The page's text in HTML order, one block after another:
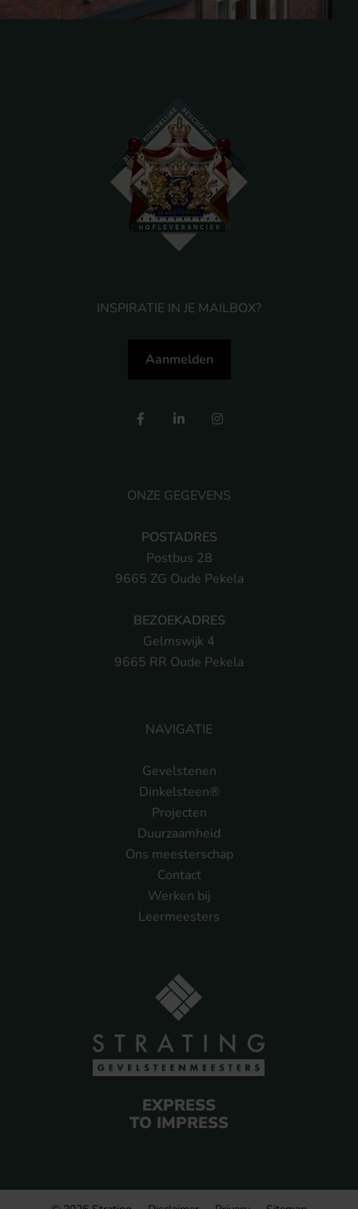
EXPRESS
TO IMPRESS
NAVIGATIE
Gevelstenen
Dinkelsteen®
Projecten
Duurzaamheid
Ons meesterschap
Contact
Werken bij
Leermeesters
ONZE GEGEVENS
POSTADRES
Postbus 28
9665 ZG Oude Pekela
BEZOEKADRES
Gelmswijk 4
9665 RR Oude Pekela
INSPIRATIE IN JE MAILBOX?
Aanmelden